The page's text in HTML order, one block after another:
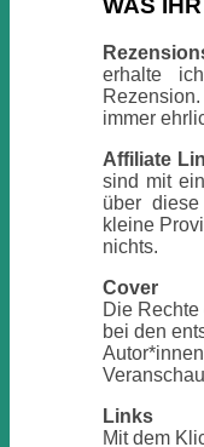
WAS
erhalte
immer
Affiliate
sind mit
über
kleine
nichts.
Cover
Die
bei den
Links
Mit dem